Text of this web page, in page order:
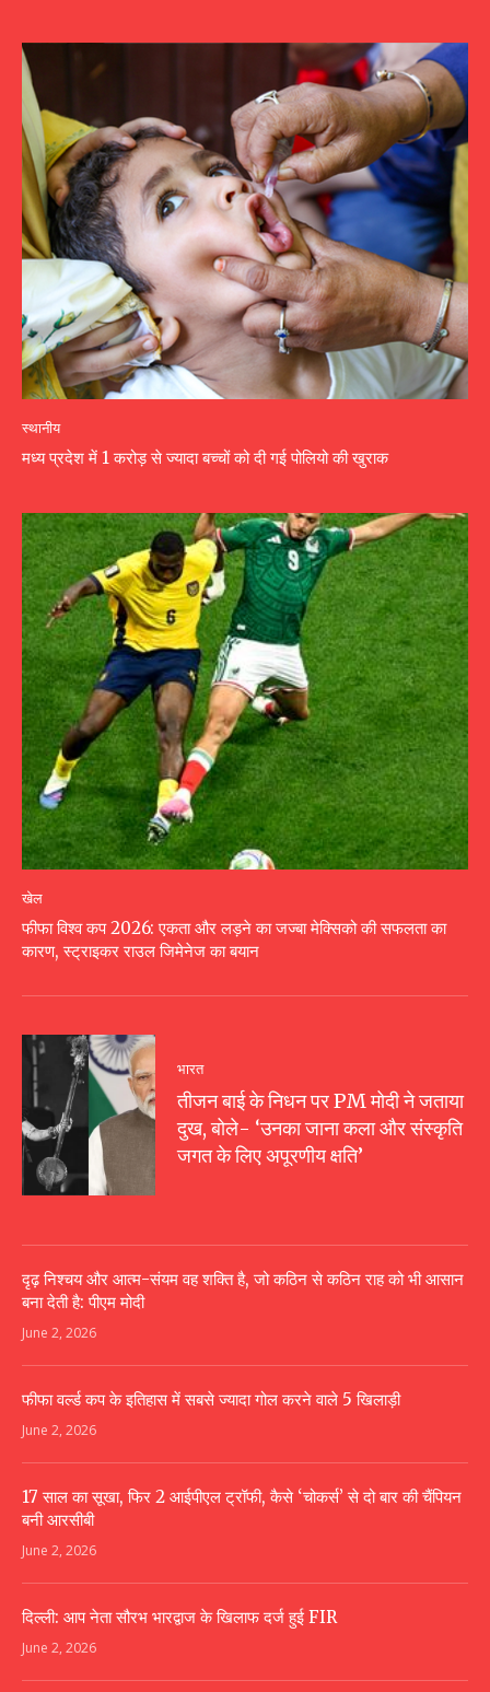
स्थानीय
मध्य प्रदेश में 1 करोड़ से ज्यादा बच्चों को दी गई पोलियो की खुराक
खेल
फीफा विश्व कप 2026: एकता और लड़ने का जज्बा मेक्सिको की सफलता का
कारण, स्ट्राइकर राउल जिमेनेज का बयान
भारत
तीजन बाई के निधन पर PM मोदी ने जताया
दुख, बोले- ‘उनका जाना कला और संस्कृति
जगत के लिए अपूरणीय क्षति’
दृढ़ निश्चय और आत्म-संयम वह शक्ति है, जो कठिन से कठिन राह को भी आसान
बना देती है: पीएम मोदी
June 2, 2026
फीफा वर्ल्ड कप के इतिहास में सबसे ज्यादा गोल करने वाले 5 खिलाड़ी
June 2, 2026
17 साल का सूखा, फिर 2 आईपीएल ट्रॉफी, कैसे ‘चोकर्स’ से दो बार की चैंपियन
बनी आरसीबी
June 2, 2026
दिल्ली: आप नेता सौरभ भारद्वाज के खिलाफ दर्ज हुई FIR
June 2, 2026